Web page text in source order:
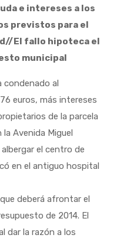
e intereses a los
previstos para el
El fallo hipoteca el
municipal
al
euros, más intereses
de la parcela
Avenida Miguel
el centro de
en el antiguo hospital
deberá afrontar el
de 2014. El
dar la razón a los